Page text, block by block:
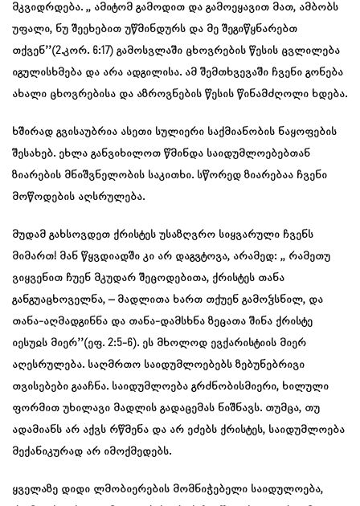
მკვიდრდება. ,, ამიტომ გამოდით და გამოეყავით მათ, ამბობს
უფალი, ნუ შეეხებით უწმინდურს და მე შეგიწყნარებთ
თქვენ’’(2.კორ. 6:17) გამოსვლაში ცხოვრების წესის ცვლილება
იგულისხმება და არა ადგილისა. ამ შემთხვევაში ჩვენი გონება
ახალი ცხოვრებისა და აზროვნების წესის წინამძღოლი ხდება.
ხშირად გვისაუბრია ასეთი სულიერი საქმიანობის ნაყოფების
შესახებ. ეხლა განვიხილოთ წმინდა საიდუმლოებებთან
ზიარების მნიშვნელობის საკითხი. სწორედ ზიარებაა ჩვენი
მოწოდების აღსრულება.
მუდამ გახსოვდეთ ქრისტეს უსაზღვრო სიყვარული ჩვენს
მიმართ! მან წყვდიადში კი არ დაგვტოვა, არამედ: ,, რამეთუ
ვიყვენით ჩუენ მკუდარ შეცოდებითა, ქრისტეს თანა
განგუაცხოველნა, – მადლითა ხართ თქუენ გამოჴსნილ, და
თანა-აღმადგინნა და თანა-დამსხნა ზეცათა შინა ქრისტე
იესუჲს მიერ’’(ეფ. 2:5-6). ეს მხოლოდ ევქარისტიის მიერ
აღესრულება. საღმრთო საიდუმლოებებს ზებუნებრივი
თვისებები გააჩნა. საიდუმლოება გრძნობისმიერი, ხილული
ფორმით უხილავი მადლის გადაცემას ნიშნავს. თუმცა, თუ
ადამიანს არ აქვს რწმენა და არ ეძებს ქრისტეს, საიდუმლოება
მექანიკურად არ იმოქმედებს.
ყველაზე დიდი ლმობიერების მომნიჭებელი საიდულოება,